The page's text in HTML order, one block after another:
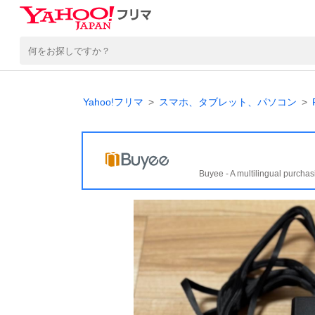
Yahoo!フリマ スマホ、タブレット、パソコン
Buyee - A multilingual